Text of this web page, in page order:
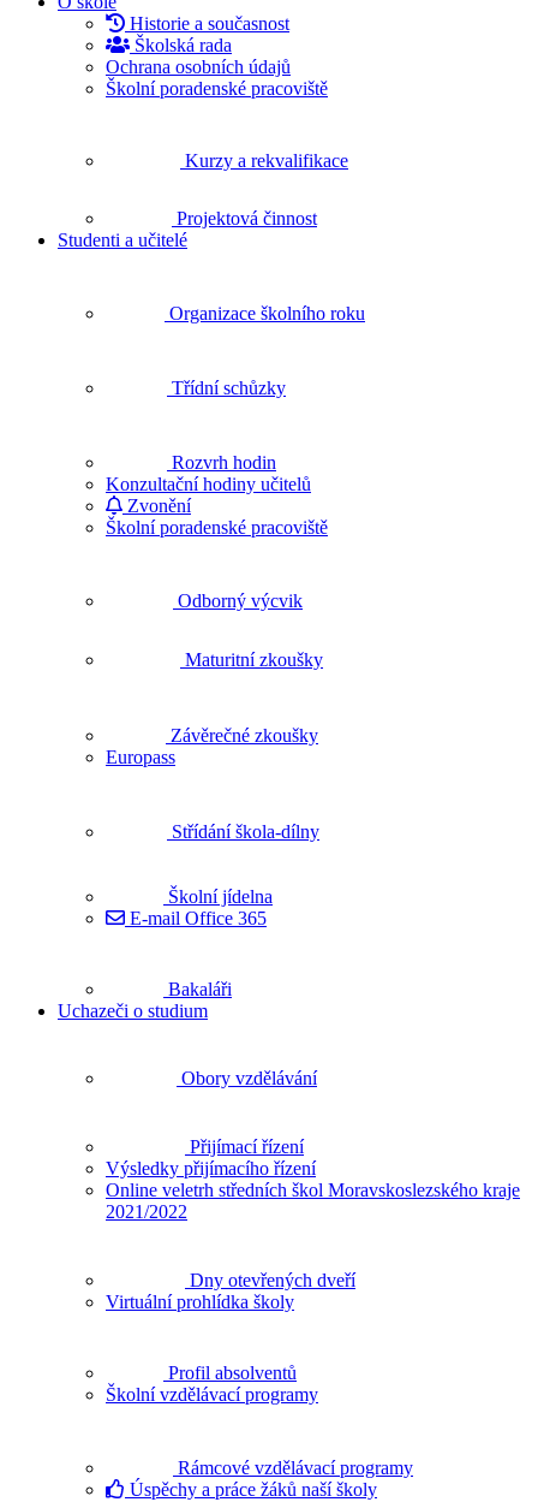
Historie a současnost
Školská rada
Ochrana osobních údajů
Školní poradenské pracoviště
Kurzy a rekvalifikace
Projektová činnost
Studenti a učitelé
Organizace školního roku
Třídní schůzky
Rozvrh hodin
Konzultační hodiny učitelů
Zvonění
Školní poradenské pracoviště
Odborný výcvik
Maturitní zkoušky
Závěrečné zkoušky
Europass
Střídání škola-dílny
Školní jídelna
E-mail Office 365
Bakaláři
Uchazeči o studium
Obory vzdělávání
Přijímací řízení
Výsledky přijímacího řízení
Online veletrh středních škol Moravskoslezského kraje
2021/2022
Dny otevřených dveří
Virtuální prohlídka školy
Profil absolventů
Školní vzdělávací programy
Rámcové vzdělávací programy
Úspěchy a práce žáků naší školy